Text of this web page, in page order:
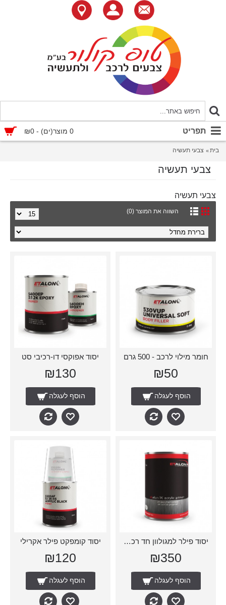
0 מוצר(ים) - ₪0 תפריט
בית צבעי תעשיה
צבעי תעשיה
צבעי תעשיה
השווה את המוצר (0)
חומר מילוי לרכב - 500 גרם
₪50
הוסף לעגלה
יסוד אפוקסי דו-רכיבי סט
₪130
הוסף לעגלה
יסוד פילר למגולוון חד רכיבי
₪350
הוסף לעגלה
יסוד קומפקט פילר אקרילי
₪120
הוסף לעגלה